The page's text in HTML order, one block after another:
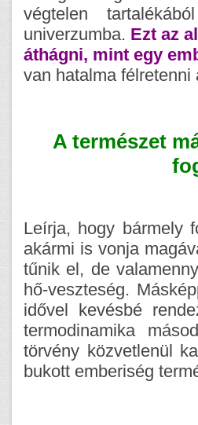
végtelen
univerzumba. Ezt az
áthágni, mint egy
van hatalma
A természet
Leírja, hogy bármely
akármi is vonja
tűnik el, de
hő-veszteség.
idővel kevésbé
termodinamika
törvény közvetlenül
bukott emberiség